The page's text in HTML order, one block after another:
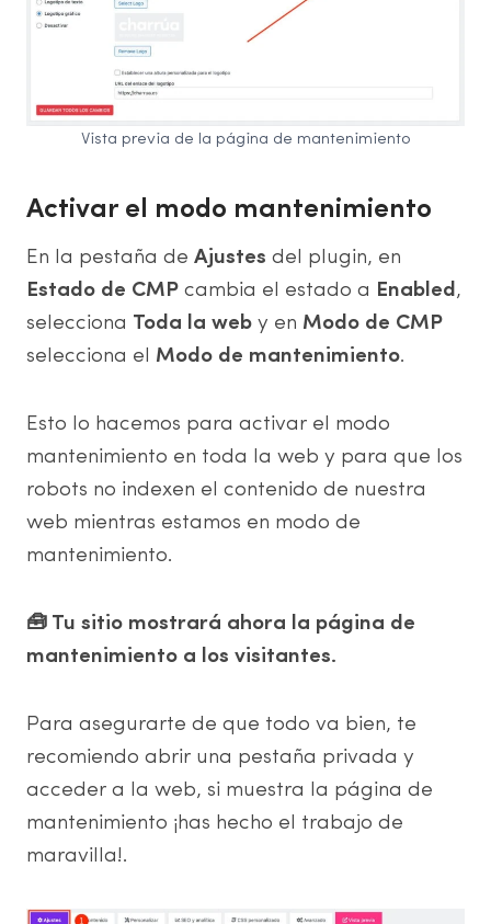
Vista previa de la página de mantenimiento
Activar el modo mantenimiento
En la pestaña de Ajustes del plugin, en
Estado de CMP cambia el estado a Enabled ,
selecciona Toda la web y en Modo de CMP
selecciona el Modo de mantenimiento.
Esto lo hacemos para activar el modo
mantenimiento en toda la web y para que los
robots no indexen el contenido de nuestra
web mientras estamos en modo de
mantenimiento.
🧰 Tu sitio mostrará ahora la página de
mantenimiento a los visitantes.
Para asegurarte de que todo va bien, te
recomiendo abrir una pestaña privada y
acceder a la web, si muestra la página de
mantenimiento ¡has hecho el trabajo de
maravilla!.